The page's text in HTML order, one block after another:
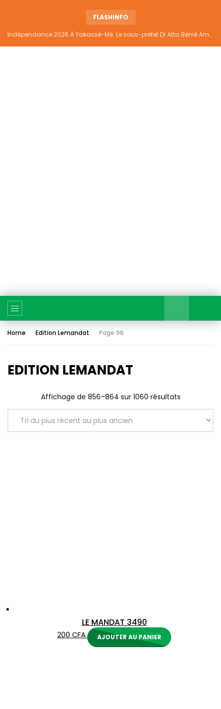
FLASHINFO
Indépendance 2026 À Yakassé-Mé: Le sous-préfet Dr Atta Bénié Amédé appelle à l’unité, à la sécurité et au développement
Home Edition Lemandat Page 96
EDITION LEMANDAT
Affichage de 856–864 sur 1060 résultats
du
récent
LE MANDAT 3490
200 CFA AJOUTER AU PANIER